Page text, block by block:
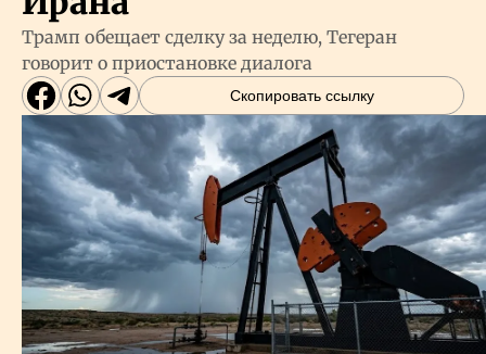
Бизнес
Рынки
Технологии
Власть
Геополитика
Исследования
Трамп обещает сделку за неделю, Тегеран
говорит о приостановке диалога
Скопировать ссылку